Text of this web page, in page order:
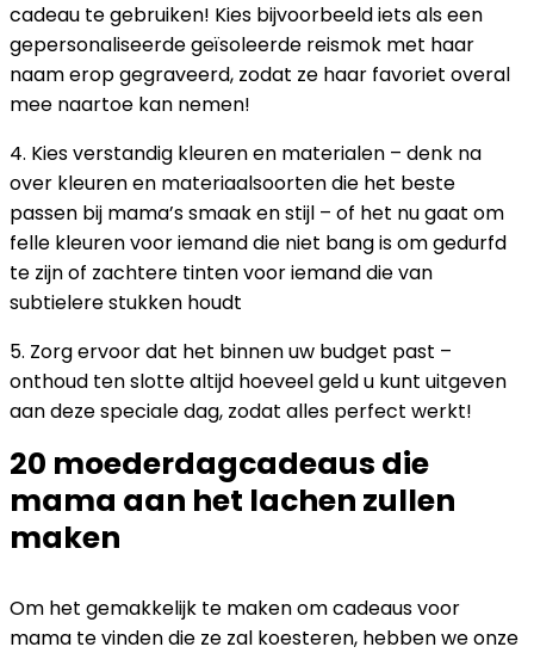
cadeau te gebruiken! Kies bijvoorbeeld iets als een
gepersonaliseerde geïsoleerde reismok met haar
naam erop gegraveerd, zodat ze haar favoriet overal
mee naartoe kan nemen!
4. Kies verstandig kleuren en materialen – denk na
over kleuren en materiaalsoorten die het beste
passen bij mama’s smaak en stijl – of het nu gaat om
felle kleuren voor iemand die niet bang is om gedurfd
te zijn of zachtere tinten voor iemand die van
subtielere stukken houdt
5. Zorg ervoor dat het binnen uw budget past –
onthoud ten slotte altijd hoeveel geld u kunt uitgeven
aan deze speciale dag, zodat alles perfect werkt!
20 moederdagcadeaus die
mama aan het lachen zullen
maken
Om het gemakkelijk te maken om cadeaus voor
mama te vinden die ze zal koesteren, hebben we onze